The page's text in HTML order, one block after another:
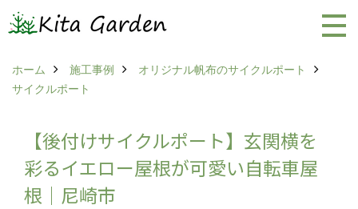
ホーム 施工事例
オリジナル帆布のサイクルポート
サイクルポート
【後付けサイクルポート】玄関横を
彩るイエロー屋根が可愛い自転車屋
根｜尼崎市